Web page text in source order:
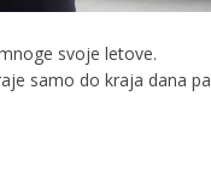
svoje letove.
samo do kraja dana pa